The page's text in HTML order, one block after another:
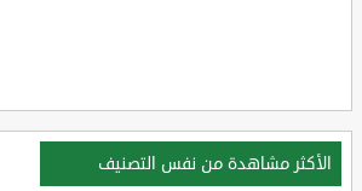
الأكثر مشاهدة من نفس التصنيف